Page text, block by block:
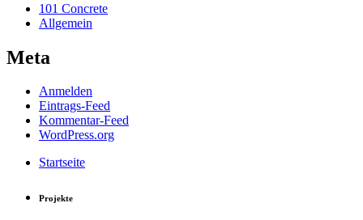
101 Concrete
Allgemein
Meta
Anmelden
Eintrags-Feed
Kommentar-Feed
WordPress.org
Startseite
Projekte